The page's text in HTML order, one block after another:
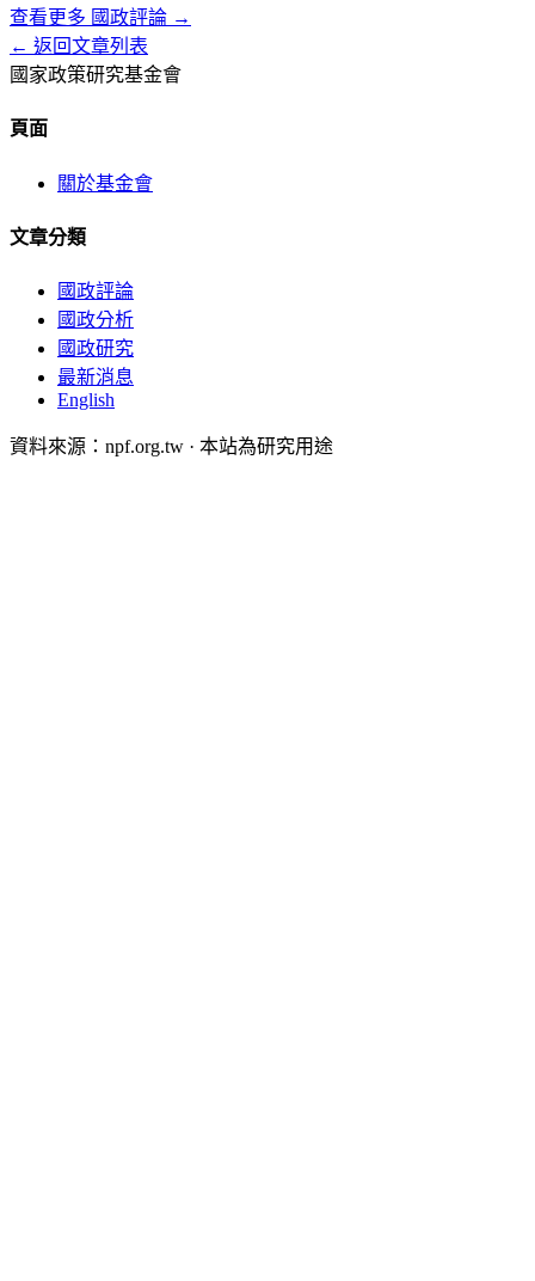
查看更多 國政評論 →
← 返回文章列表
國家政策研究基金會
頁面
關於基金會
文章分類
國政評論
國政分析
國政研究
最新消息
English
資料來源：npf.org.tw · 本站為研究用途